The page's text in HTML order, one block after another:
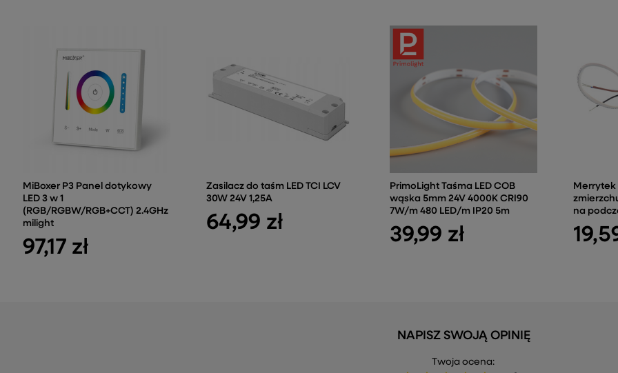
MiBoxer P3 Panel dotykowy
LED 3 w 1
(RGB/RGBW/RGB+CCT) 2.4GHz
milight
97,17 zł
Zasilacz do taśm LED TCI LCV
30W 24V 1,25A
64,99 zł
PrimoLight Taśma LED COB
wąska 5mm 24V 4000K CRI90
7W/m 480 LED/m IP20 5m
39,99 zł
Merrytek
na
NAPISZ SWOJĄ OPINIĘ
Twoja ocena: